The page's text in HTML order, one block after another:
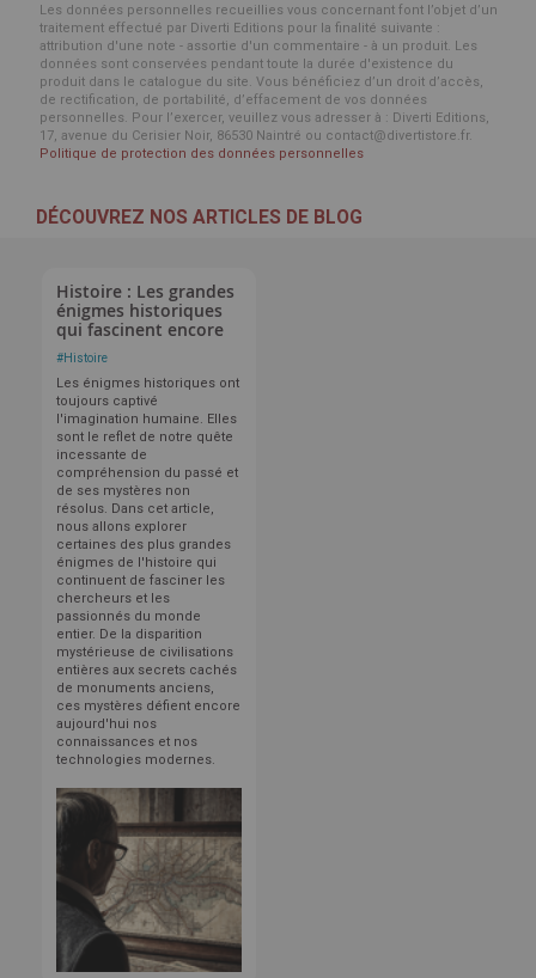
Les données personnelles recueillies vous concernant font l’objet d’un
traitement effectué par Diverti Editions pour la finalité suivante :
attribution d'une note - assortie d'un commentaire - à un produit. Les
données sont conservées pendant toute la durée d'existence du
produit dans le catalogue du site. Vous bénéficiez d’un droit d’accès,
de rectification, de portabilité, d’effacement de vos données
personnelles. Pour l’exercer, veuillez vous adresser à : Diverti Editions,
17, avenue du Cerisier Noir, 86530 Naintré ou contact@divertistore.fr.
Politique de protection des données personnelles
DÉCOUVREZ NOS ARTICLES DE BLOG
Histoire : Les grandes
énigmes historiques
qui fascinent encore
#Histoire
Les énigmes historiques ont
toujours captivé
l'imagination humaine. Elles
sont le reflet de notre quête
incessante de
compréhension du passé et
de ses mystères non
résolus. Dans cet article,
nous allons explorer
certaines des plus grandes
énigmes de l'histoire qui
continuent de fasciner les
chercheurs et les
passionnés du monde
entier. De la disparition
mystérieuse de civilisations
entières aux secrets cachés
de monuments anciens,
ces mystères défient encore
aujourd'hui nos
connaissances et nos
technologies modernes.